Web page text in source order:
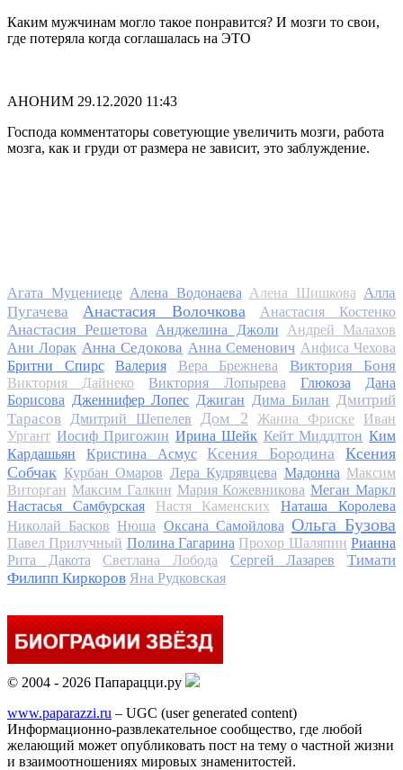
Каким мужчинам могло такое понравится? И мозги то свои,
где потеряла когда соглашалась на ЭТО
АНОНИМ 29.12.2020 11:43
Господа комментаторы советующие увеличить мозги, работа
мозга, как и груди от размера не зависит, это заблуждение.
Агата Муцениеце Алена Водонаева Алена Шишкова Алла
Пугачева
Анастасия Волочкова Анастасия Костенко
Анастасия Решетова Анджелина Джоли
Андрей Малахов
Ани Лорак Анна Седокова Анна Семенович Анфиса Чехова
Бритни Спирс
Валерия Вера Брежнева Виктория Боня
Виктория Дайнеко Виктория Лопырева Глюкоза
Дана
Борисова Дженнифер Лопес Джиган Дима Билан
Дмитрий
Тарасов
Дмитрий Шепелев Дом 2 Жанна Фриске
Иван
Ургант Иосиф Пригожин Ирина Шейк Кейт Миддлтон Ким
Кардашьян
Кристина Асмус Ксения Бородина
Ксения
Собчак Курбан Омаров Лера Кудрявцева Мадонна Максим
Виторган Максим Галкин Мария Кожевникова Меган Маркл
Настасья Самбурская
Настя Каменских
Наташа Королева
Николай Басков Нюша Оксана Самойлова Ольга Бузова
Павел Прилучный Полина Гагарина Прохор Шаляпин Рианна
Рита Дакота
Светлана Лобода Сергей Лазарев
Тимати
Филипп Киркоров Яна Рудковская
© 2004 - 2026 Папарацци.ру
www.paparazzi.ru – UGC (user generated content)
Информационно-развлекательное сообщество, где любой
желающий может опубликовать пост на тему о частной жизни
и взаимоотношениях мировых знаменитостей.